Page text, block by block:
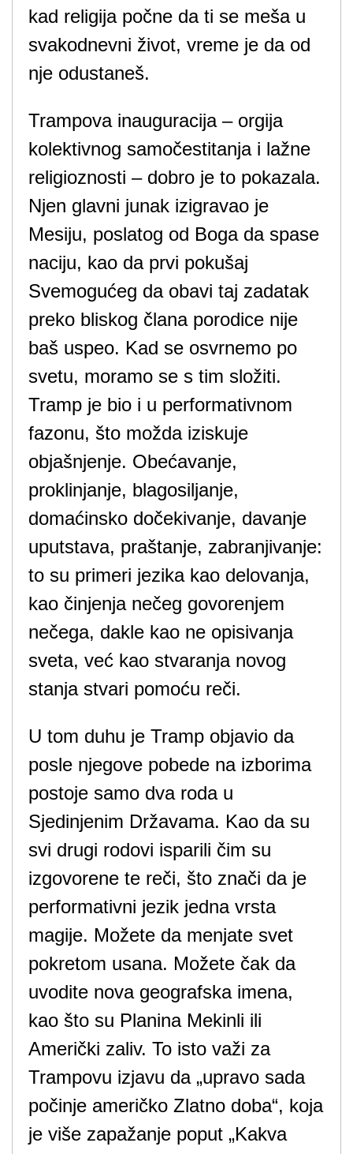
kad religija počne da ti se meša u
svakodnevni život, vreme je da od
nje odustaneš.
Trampova inauguracija – orgija
kolektivnog samočestitanja i lažne
religioznosti – dobro je to pokazala.
Njen glavni junak izigravao je
Mesiju, poslatog od Boga da spase
naciju, kao da prvi pokušaj
Svemogućeg da obavi taj zadatak
preko bliskog člana porodice nije
baš uspeo. Kad se osvrnemo po
svetu, moramo se s tim složiti.
Tramp je bio i u performativnom
fazonu, što možda iziskuje
objašnjenje. Obećavanje,
proklinjanje, blagosiljanje,
domaćinsko dočekivanje, davanje
uputstava, praštanje, zabranjivanje:
to su primeri jezika kao delovanja,
kao činjenja nečeg govorenjem
nečega, dakle kao ne opisivanja
sveta, već kao stvaranja novog
stanja stvari pomoću reči.
U tom duhu je Tramp objavio da
posle njegove pobede na izborima
postoje samo dva roda u
Sjedinjenim Državama. Kao da su
svi drugi rodovi isparili čim su
izgovorene te reči, što znači da je
performativni jezik jedna vrsta
magije. Možete da menjate svet
pokretom usana. Možete čak da
uvodite nova geografska imena,
kao što su Planina Mekinli ili
Američki zaliv. To isto važi za
Trampovu izjavu da „upravo sada
počinje američko Zlatno doba“, koja
je više zapažanje poput „Kakva